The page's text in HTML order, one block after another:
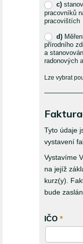
c)
pracovníků
pracovištích
d)
přírodního
a
radonových
Lze vybrat
Tyto údaje
vystavení
Vystavíme
na jejíž
kurz(y).
bude
IČO*